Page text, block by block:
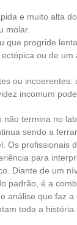
e muito alta
molar.
que progride
ou de um
ou incoerentes:
incomum
não termina no
sendo a
Os profissionais
para
Diante de um
padrão, é a
análise que faz a
toda a história.